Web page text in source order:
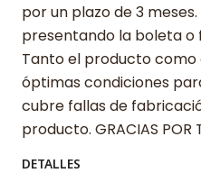
por un plazo de 3
presentando la boleta
Tanto el producto
óptimas condiciones
cubre fallas de
producto. GRACIAS POR
DETALLES